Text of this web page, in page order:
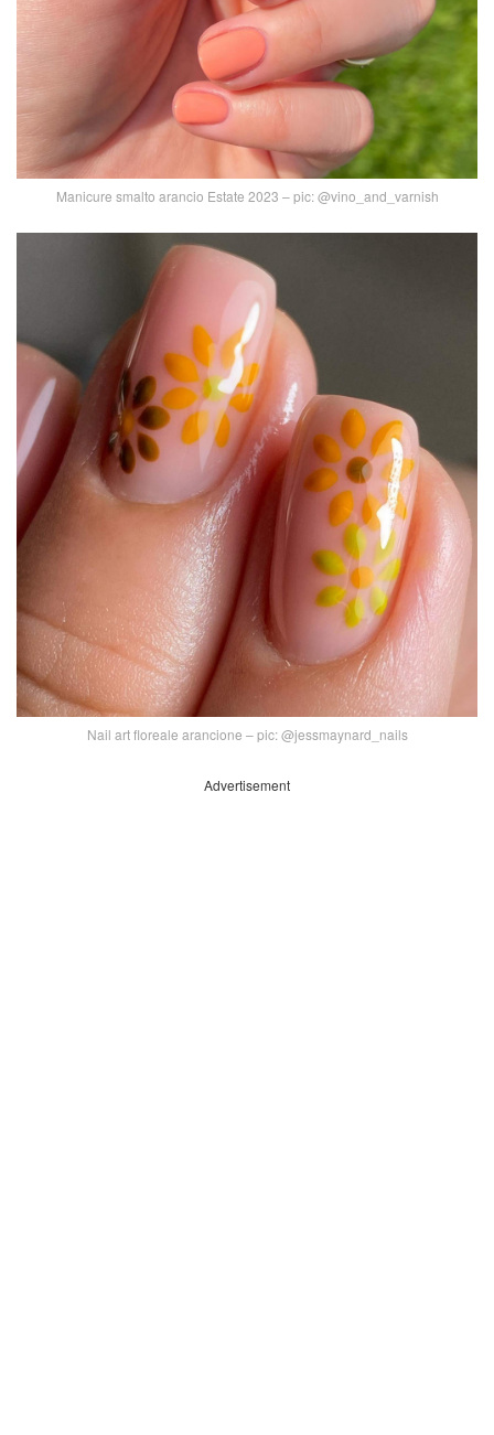
Manicure smalto arancio Estate 2023 – pic: @vino_and_varnish
Nail art floreale arancione – pic: @jessmaynard_nails
Advertisement